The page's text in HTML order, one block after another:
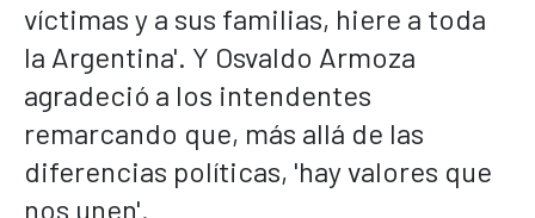
víctimas y a sus familias, hiere a toda
la Argentina'. Y Osvaldo Armoza
agradeció a los intendentes
remarcando que, más allá de las
diferencias políticas, 'hay valores que
nos unen'.